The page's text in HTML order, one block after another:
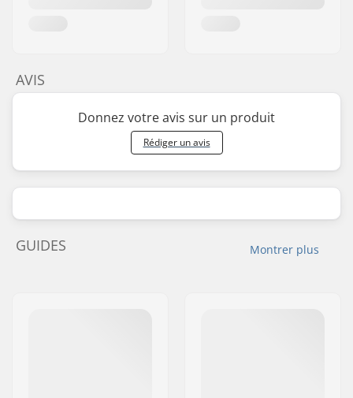
AVIS
Donnez votre avis sur un produit
Rédiger un avis
Montrer plus
GUIDES